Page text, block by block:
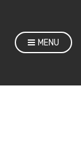
MENU